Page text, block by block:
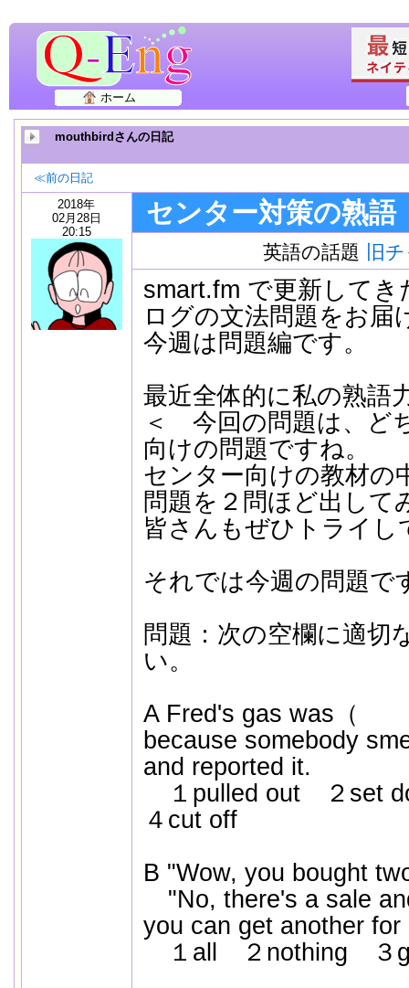
ホーム
mouthbirdさんの日記
≪前の日記
2018年
02月28日
20:15
センター対策の熟語
英語の話題 旧
smart.fm で更新して
ログの文法問題をお届
今週は問題編です。
最近全体的に私の熟語
＜ 今回の問題は、ど
向けの問題ですね。
センター向けの教材の
問題を２問ほど出して
皆さんもぜひトライし
それでは今週の問題で
問題：次の空欄に適切
い。
A Fred's gas was（
because somebody
and reported it.
１pulled out ２set
４cut off
B "Wow, you bought
"No, there's a sale
you can get
１all ２nothing ３